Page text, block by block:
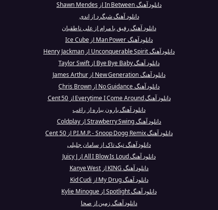
دانلود آهنگ In Between از Shawn Mendes
دانلود آهنگ شبگرد از اندی
دانلود آهنگ رفیق با مرام از علی ناطقیان
دانلود آهنگ Man Power از Ice Cube
دانلود آهنگ Unconquerable Spirit از Henry Jackman
دانلود آهنگ Bye Bye Baby از Taylor Swift
دانلود آهنگ New Generation از James Arthur
دانلود آهنگ No Guidance از Chris Brown
دانلود آهنگ Everytime I Come Around از 50 Cent
دانلود آهنگ بارون بباره از راغب
دانلود آهنگ Strawberry Swing از Coldplay
دانلود آهنگ P.I.M.P. - Snoop Dogg Remix از 50 Cent
دانلود آهنگ تیک‌ تاک از سامان جلیلی
دانلود آهنگ All I Blow Is Loud از Juicy J
دانلود آهنگ KING از Kanye West
دانلود آهنگ My Drug از Kid Cudi
دانلود آهنگ Spotlight از Kylie Minogue
دانلود آهنگ زمین از صحا